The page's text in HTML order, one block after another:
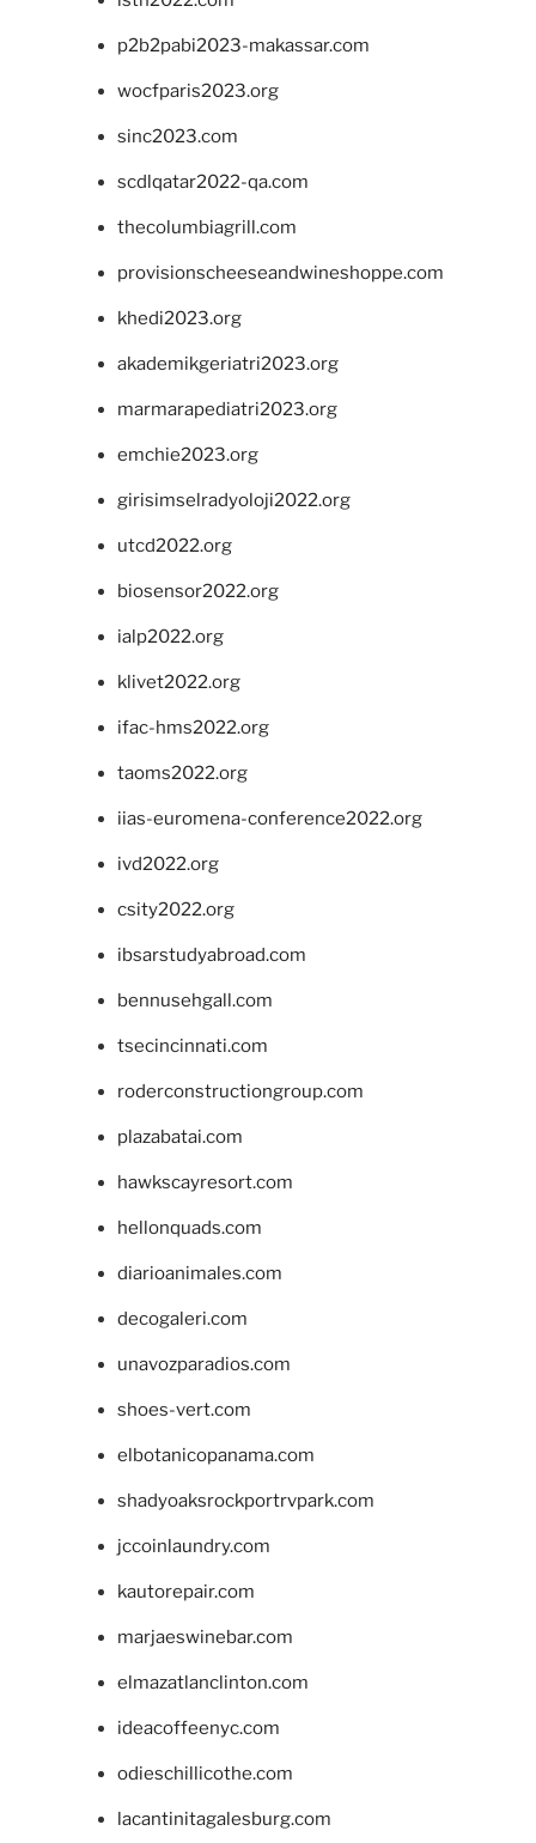
p2b2pabi2023-makassar.com
wocfparis2023.org
sinc2023.com
scdlqatar2022-qa.com
thecolumbiagrill.com
provisionscheeseandwineshoppe.com
khedi2023.org
akademikgeriatri2023.org
marmarapediatri2023.org
emchie2023.org
girisimselradyoloji2022.org
utcd2022.org
biosensor2022.org
ialp2022.org
klivet2022.org
ifac-hms2022.org
taoms2022.org
iias-euromena-conference2022.org
ivd2022.org
csity2022.org
ibsarstudyabroad.com
bennusehgall.com
tsecincinnati.com
roderconstructiongroup.com
plazabatai.com
hawkscayresort.com
hellonquads.com
diarioanimales.com
decogaleri.com
unavozparadios.com
shoes-vert.com
elbotanicopanama.com
shadyoaksrockportrvpark.com
jccoinlaundry.com
kautorepair.com
marjaeswinebar.com
elmazatlanclinton.com
ideacoffeenyc.com
odieschillicothe.com
lacantinitagalesburg.com